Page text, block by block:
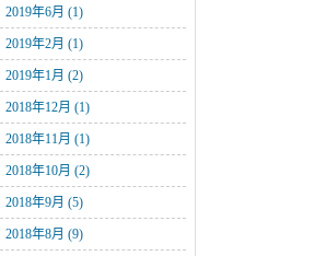
2019年6月 (1)
2019年2月 (1)
2019年1月 (2)
2018年12月 (1)
2018年11月 (1)
2018年10月 (2)
2018年9月 (5)
2018年8月 (9)